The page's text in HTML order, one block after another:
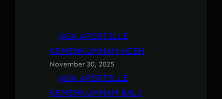
JASA APOSTILLE
KEMENKUMHAM ACEH
November 30, 2025
JASA APOSTILLE
KEMENKUMHAM BALI